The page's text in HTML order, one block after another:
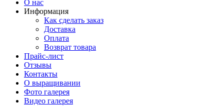
О нас
Информация
Как сделать заказ
Доставка
Оплата
Возврат товара
Прайс-лист
Отзывы
Контакты
О выращивании
Фото галерея
Видео галерея